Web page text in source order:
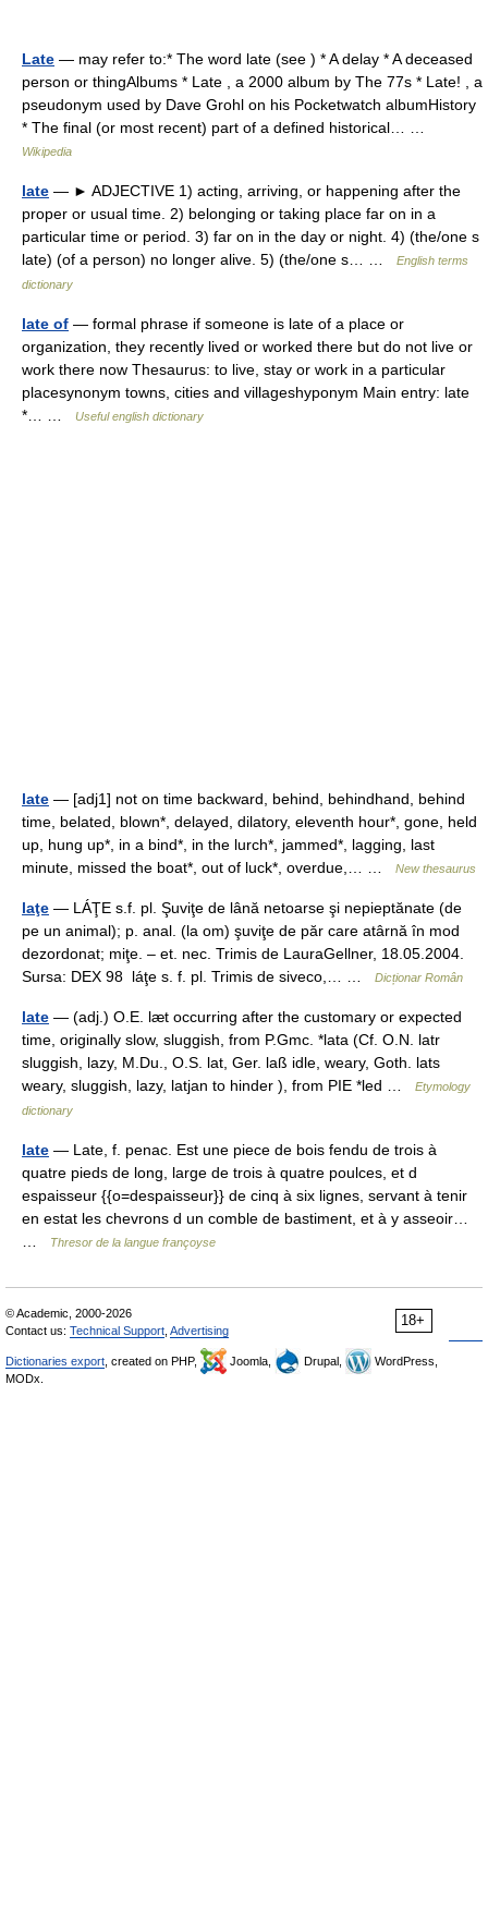
Late — may refer to:* The word late (see ) * A delay * A deceased
person or thingAlbums * Late , a 2000 album by The 77s * Late! , a
pseudonym used by Dave Grohl on his Pocketwatch albumHistory
* The final (or most recent) part of a defined historical… …
Wikipedia
late — ► ADJECTIVE 1) acting, arriving, or happening after the
proper or usual time. 2) belonging or taking place far on in a
particular time or period. 3) far on in the day or night. 4) (the/one s
late) (of a person) no longer alive. 5) (the/one s… …
English terms
dictionary
late of — formal phrase if someone is late of a place or
organization, they recently lived or worked there but do not live or
work there now Thesaurus: to live, stay or work in a particular
placesynonym towns, cities and villageshyponym Main entry: late
*… …
Useful english dictionary
late — [adj1] not on time backward, behind, behindhand, behind
time, belated, blown*, delayed, dilatory, eleventh hour*, gone, held
up, hung up*, in a bind*, in the lurch*, jammed*, lagging, last
minute, missed the boat*, out of luck*, overdue,… …
New thesaurus
laţe — LÁŢE s.f. pl. Şuviţe de lână netoarse şi nepieptănate (de
pe un animal); p. anal. (la om) şuviţe de păr care atârnă în mod
dezordonat; miţe. – et. nec. Trimis de LauraGellner, 18.05.2004.
Sursa: DEX 98 láţe s. f. pl. Trimis de siveco,… …
Dicționar Român
late — (adj.) O.E. læt occurring after the customary or expected
time, originally slow, sluggish, from P.Gmc. *lata (Cf. O.N. latr
sluggish, lazy, M.Du., O.S. lat, Ger. laß idle, weary, Goth. lats
weary, sluggish, lazy, latjan to hinder ), from PIE *led …
Etymology
dictionary
late — Late, f. penac. Est une piece de bois fendu de trois à
quatre pieds de long, large de trois à quatre poulces, et d
espaisseur {{o=despaisseur}} de cinq à six lignes, servant à tenir
en estat les chevrons d un comble de bastiment, et à y asseoir…
Thresor de la langue françoyse
18+
© Academic, 2000-2026
Contact us: Technical Support Advertising
Dictionaries export , created on PHP, Joomla, Drupal,
WordPress,
MODx.